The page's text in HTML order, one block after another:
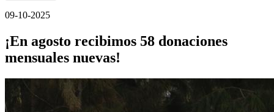
09-10-2025
¡En agosto recibimos 58 donaciones
mensuales nuevas!